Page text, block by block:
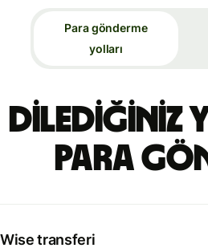
Para gönderme
yolları
Dilediğiniz
para
Wise transferi